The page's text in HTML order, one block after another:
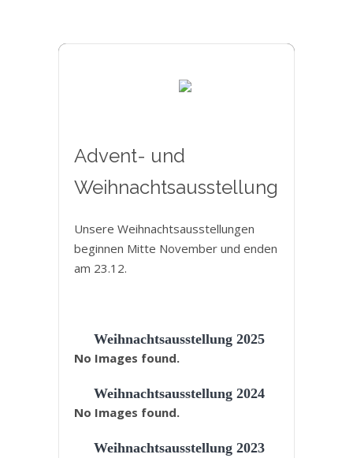
Advent- und
Weihnachtsausstellung
Unsere Weihnachtsausstellungen
beginnen Mitte November und enden
am 23.12.
Weihnachtsausstellung 2025
No Images found.
Weihnachtsausstellung 2024
No Images found.
Weihnachtsausstellung 2023